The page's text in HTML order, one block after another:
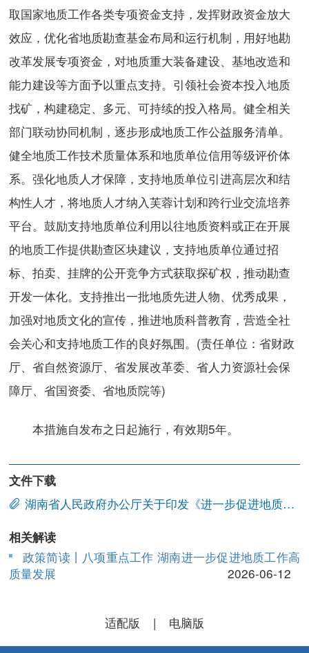
取国家地质工作各类专项资金支持，发挥财政资金放大
效应，优化省地质勘查基金布局和运行机制，用好地勘
改革发展专项资金，对地质重大装备建设、基地改造和
能力建设等方面予以重点支持。引领社会资本投入地质
找矿，构建稳定、多元、可持续的投入格局。健全相关
部门联动协同机制，逐步形成地质工作公益服务清单。
健全地质工作技术质量体系和地质单位信用等级评价体
系。强化地质人才保障，支持地质单位引进高层次和结
构性人才，将地质人才纳入芙蓉计划和跨行业交流培养
平台。鼓励支持地质单位利用以往地质资料或正在开展
的地质工作提供勘查区块建议，支持地质单位通过招
标、拍卖、挂牌的公开竞争方式获取探矿权，推动勘查
开发一体化。支持推出一批地质先进人物、优秀成果，
加强对地质文化的宣传，推进地质科普教育，营造全社
会关心和支持地质工作的良好氛围。(责任单位：省财政
厅、省自然资源厅、省发展改革委、省人力资源社会保
障厅、省国资委、省地质院等)
本措施自发布之日起施行，有效期5年。
文件下载
湖南省人民政府办公厅关于印发《进一步促进地质工作高质量发展的若干措施》的通知.doc
相关解读
政策简读丨八项重点工作 湖南进一步促进地质工作高
质量发展
2026-06-12
适配版 | 电脑版